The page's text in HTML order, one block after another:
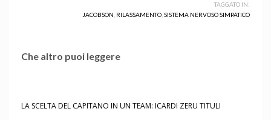
TAGGATO IN:
JACOBSON RILASSAMENTO SISTEMA NERVOSO SIMPATICO
Che altro puoi leggere
LA SCELTA DEL CAPITANO IN UN TEAM: ICARDI ZERU TITULI